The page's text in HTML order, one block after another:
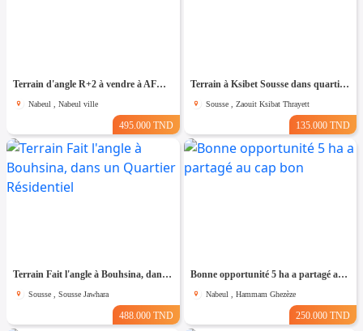
Terrain d'angle R+2 à vendre à AFH1 Nabeul
Nabeul , Nabeul ville
495.000 TND
Terrain à Ksibet Sousse dans quartier Calme
Sousse , Zaouit Ksibat Thrayett
135.000 TND
Terrain Fait l'angle à Bouhsina, dans un Quartier Résidentiel
Sousse , Sousse Jawhara
488.000 TND
Bonne opportunité 5 ha a partagé au cap bon
Nabeul , Hammam Ghezèze
250.000 TND